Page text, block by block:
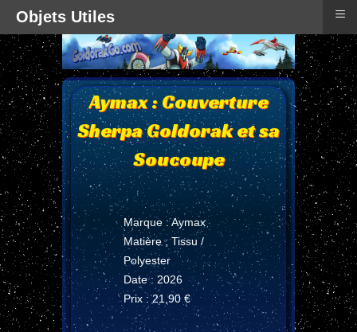
Aymax : Couverture
Sherpa Goldorak et sa
Soucoupe
Marque : Aymax
Matière ; Tissu /
Polyester
Date : 2026
Prix : 21,90 €
Objets Utiles ≡